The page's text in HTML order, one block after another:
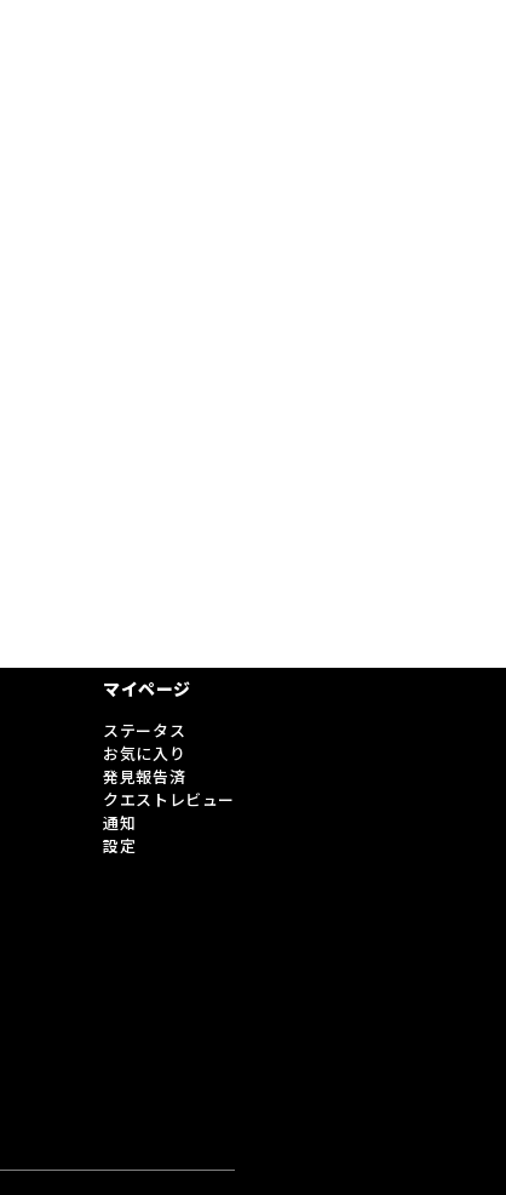
マイページ
ステータス
お気に入り
発見報告済
クエストレビュー
通知
設定